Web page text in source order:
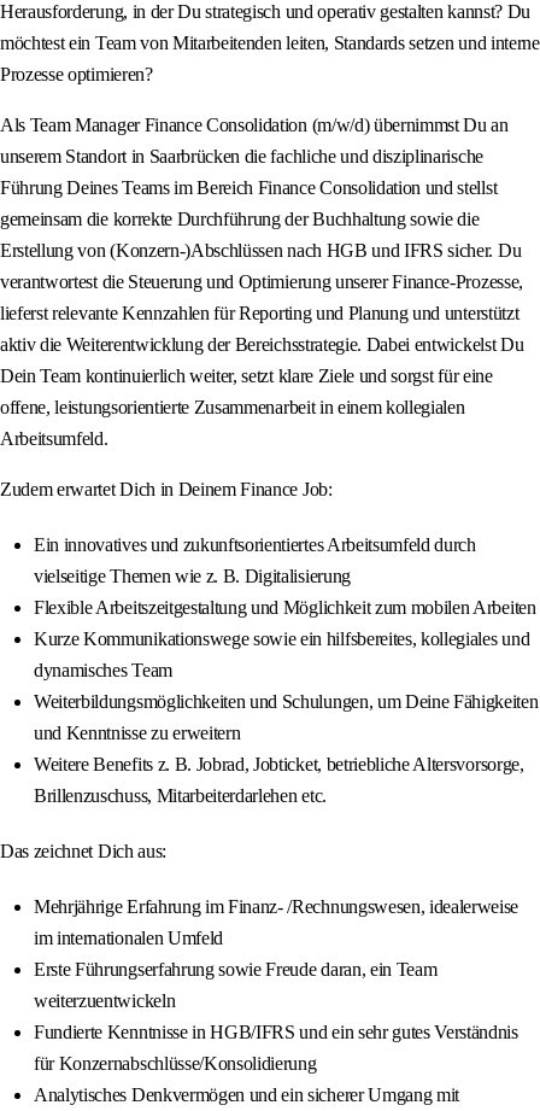
Herausforderung, in der Du strategisch und operativ gestalten kannst? Du
möchtest ein Team von Mitarbeitenden leiten, Standards setzen und interne
Prozesse optimieren?
Als Team Manager Finance Consolidation (m/w/d) übernimmst Du an
unserem Standort in Saarbrücken die fachliche und disziplinarische
Führung Deines Teams im Bereich Finance Consolidation und stellst
gemeinsam die korrekte Durchführung der Buchhaltung sowie die
Erstellung von (Konzern-)Abschlüssen nach HGB und IFRS sicher. Du
verantwortest die Steuerung und Optimierung unserer Finance-Prozesse,
lieferst relevante Kennzahlen für Reporting und Planung und unterstützt
aktiv die Weiterentwicklung der Bereichsstrategie. Dabei entwickelst Du
Dein Team kontinuierlich weiter, setzt klare Ziele und sorgst für eine
offene, leistungsorientierte Zusammenarbeit in einem kollegialen
Arbeitsumfeld.
Zudem erwartet Dich in Deinem Finance Job:
Ein innovatives und zukunftsorientiertes Arbeitsumfeld durch
vielseitige Themen wie z. B. Digitalisierung
Flexible Arbeitszeitgestaltung und Möglichkeit zum mobilen Arbeiten
Kurze Kommunikationswege sowie ein hilfsbereites, kollegiales und
dynamisches Team
Weiterbildungsmöglichkeiten und Schulungen, um Deine Fähigkeiten
und Kenntnisse zu erweitern
Weitere Benefits z. B. Jobrad, Jobticket, betriebliche Altersvorsorge,
Brillenzuschuss, Mitarbeiterdarlehen etc.
Das zeichnet Dich aus:
Mehrjährige Erfahrung im Finanz- /Rechnungswesen, idealerweise
im internationalen Umfeld
Erste Führungserfahrung sowie Freude daran, ein Team
weiterzuentwickeln
Fundierte Kenntnisse in HGB/IFRS und ein sehr gutes Verständnis
für Konzernabschlüsse/Konsolidierung
Analytisches Denkvermögen und ein sicherer Umgang mit